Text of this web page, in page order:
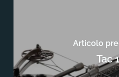
Articolo
Tac